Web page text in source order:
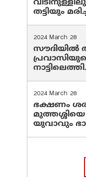
തട്ടിയും
2024 March 28
സൗദിയില്‍
2024 March 28
ഭക്ഷണം
മുത്തശ്ശിയെ
യുവാവും